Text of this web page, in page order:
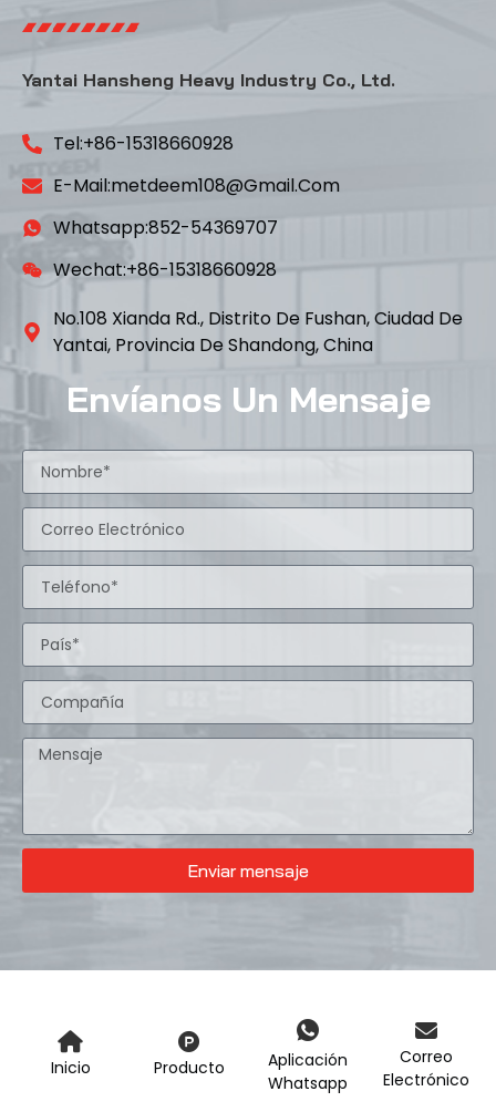
Yantai Hansheng Heavy Industry Co., Ltd.
Tel:+86-15318660928
E-Mail:metdeem108@gmail.com
Whatsapp:852-54369707
Wechat:+86-15318660928
No.108 Xianda Rd., Distrito De Fushan, Ciudad De
Yantai, Provincia De Shandong, China
Envíanos Un Mensaje
Enviar mensaje
Inicio Producto
Aplicación
Whatsapp
Correo
Electrónico